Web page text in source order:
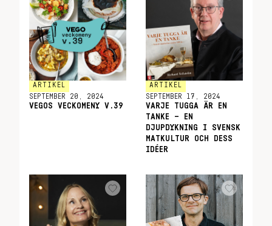
ARTIKEL
SEPTEMBER 20, 2024
VEGOS VECKOMENY V.39
ARTIKEL
SEPTEMBER 17, 2024
VARJE TUGGA ÄR EN
TANKE – EN
DJUPDYKNING I SVENSK
MATKULTUR OCH DESS
IDÉER